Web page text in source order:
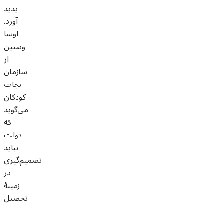
پدید
آورد.
اوسا
وستین
از
سازمان
نجات
کودکان
می‌گوید
که
دولت
نباید
تصمیم‌گیری
در
زمینۀ
تحصیل